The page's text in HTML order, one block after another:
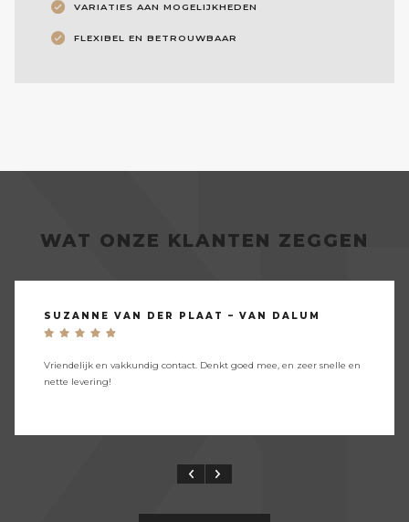
VARIATIES AAN MOGELIJKHEDEN
FLEXIBEL EN BETROUWBAAR
WAT ONZE KLANTEN ZEGGEN
SUZANNE VAN DER PLAAT – VAN DALUM
Vriendelijk en vakkundig contact. Denkt goed mee, en zeer snelle en
nette levering!